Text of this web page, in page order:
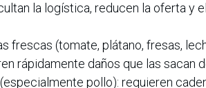
la logística, reducen la oferta y
frescas (tomate, plátano, fresas,
rápidamente daños que las sacan
pollo): requieren